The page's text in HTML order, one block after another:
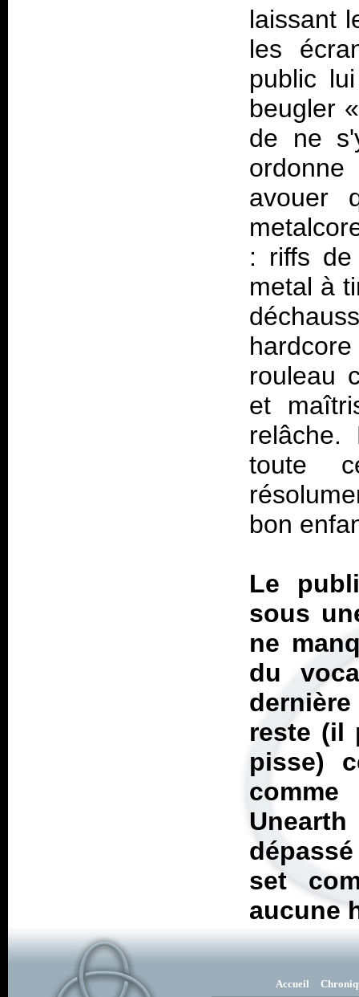
laissant
les
public
beugler «
de ne
avouer
: riffs de
metal à
rouleau
et
toute
bon
Le
sous
ne
du
reste (il
pisse)
set
aucune
Accueil